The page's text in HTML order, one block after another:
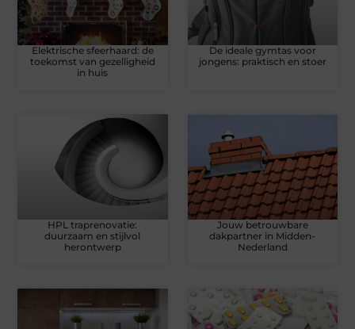
Elektrische sfeerhaard: de
toekomst van gezelligheid
in huis
De ideale gymtas voor
jongens: praktisch en stoer
HPL traprenovatie:
duurzaam en stijlvol
herontwerp
Jouw betrouwbare
dakpartner in Midden-
Nederland